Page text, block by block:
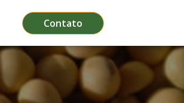
Contato